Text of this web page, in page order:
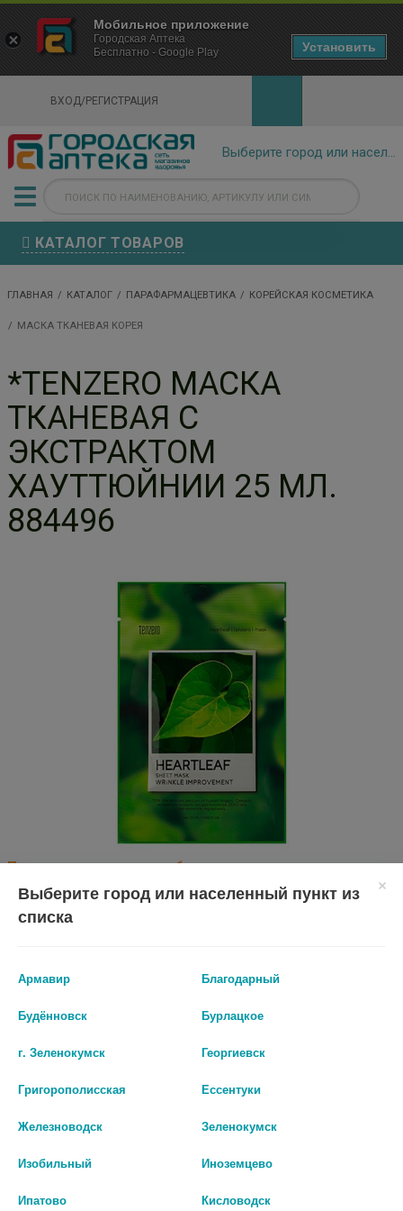
ВХОД/РЕГИСТРАЦИЯ
КАТАЛОГ ТОВАРОВ
ГЛАВНАЯ КАТАЛОГ ПАРАФАРМАЦЕВТИКА КОРЕЙСКАЯ КОСМЕТИКА
МАСКА ТКАНЕВАЯ КОРЕЯ
*TENZERO МАСКА
ТКАНЕВАЯ С
ЭКСТРАКТОМ
ХАУТТЮЙНИИ 25 МЛ.
884496
Перед применением необходимо проконсультироваться
со специалистом.
Производитель оставляет за собой право изменять внешний вид и
90
Цены на сайте могут отличаться от цен в аптечных пунктах.
Окончательный расчет стоимости будет произведен при
оформлении заказа.
×
Городская Аптека Маркетплейс
- In Google Play
Выберите город или населенный пункт из
списка
Армавир Благодарный
Будённовск Бурлацкое
г. Зеленокумск Георгиевск
Григорополисская Ессентуки
Железноводск Зеленокумск
Изобильный Иноземцево
Ипатово Кисловодск
Мобильное приложение
Городская Аптека
Бесплатно - Google Play
Установить